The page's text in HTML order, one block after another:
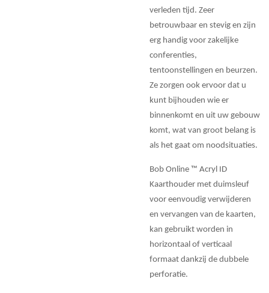
verleden tijd. Zeer
betrouwbaar en stevig en zijn
erg handig voor zakelijke
conferenties,
tentoonstellingen en beurzen.
Ze zorgen ook ervoor dat u
kunt bijhouden wie er
binnenkomt en uit uw gebouw
komt, wat van groot belang is
als het gaat om noodsituaties.
Bob Online ™ Acryl ID
Kaarthouder met duimsleuf
voor eenvoudig verwijderen
en vervangen van de kaarten,
kan gebruikt worden in
horizontaal of verticaal
formaat dankzij de dubbele
perforatie.